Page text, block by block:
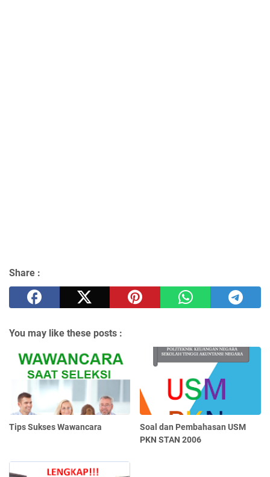
Share :
You may like these posts :
Tips Sukses Wawancara
Soal dan Pembahasan USM
PKN STAN 2006